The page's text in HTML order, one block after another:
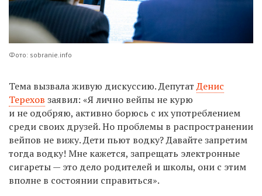
Фото: sobranie.info
Тема вызвала живую дискуссию. ДепутатДенис
Терехов заявил: «Я лично вейпы не курю
и не одобряю, активно борюсь с их употреблением
среди своих друзей. Но проблемы в распространении
вейпов не вижу. Дети пьют водку? Давайте запретим
тогда водку! Мне кажется, запрещать электронные
сигареты — это дело родителей и школы, они с этим
вполне в состоянии справиться».